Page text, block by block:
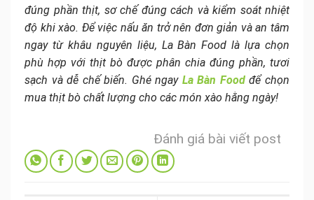
đúng phần thịt, sơ chế đúng cách và kiểm soát nhiệt
độ khi xào. Để việc nấu ăn trở nên đơn giản và an tâm
ngay từ khâu nguyên liệu, La Bàn Food là lựa chọn
phù hợp với thịt bò được phân chia đúng phần, tươi
sạch và dễ chế biến. Ghé ngay La Bàn Foodđể chọn
mua thịt bò chất lượng cho các món xào hằng ngày!
Đánh giá bài viết post